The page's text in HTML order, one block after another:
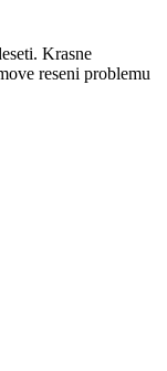
Krasne
reseni problemu